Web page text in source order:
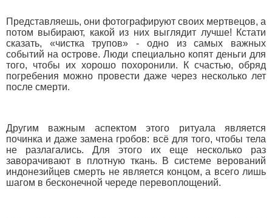
Представляешь, они фотографируют своих мертвецов, а
потом выбирают, какой из них выглядит лучше! Кстати
сказать, «чистка трупов» - одно из самых важных
событий на острове. Люди специально копят деньги для
того, чтобы их хорошо похоронили. К счастью, обряд
погребения можно провести даже через несколько лет
после смерти.
Другим важным аспектом этого ритуала является
починка и даже замена гробов: всё для того, чтобы тела
не разлагались. Для этого их еще несколько раз
заворачивают в плотную ткань. В системе верований
индонезийцев смерть не является концом, а всего лишь
шагом в бесконечной череде перевоплощений.